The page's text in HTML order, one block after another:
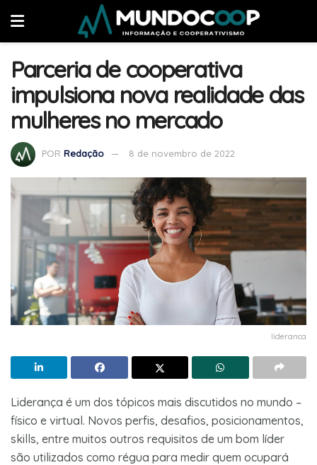
Parceria de cooperativa
impulsiona nova realidade das
mulheres no mercado
POR Redação 8 de novembro de 2022
lideranca
Liderança é um dos tópicos mais discutidos no mundo –
físico e virtual. Novos perfis, desafios, posicionamentos,
skills, entre muitos outros requisitos de um bom líder
são utilizados como régua para medir quem ocupará